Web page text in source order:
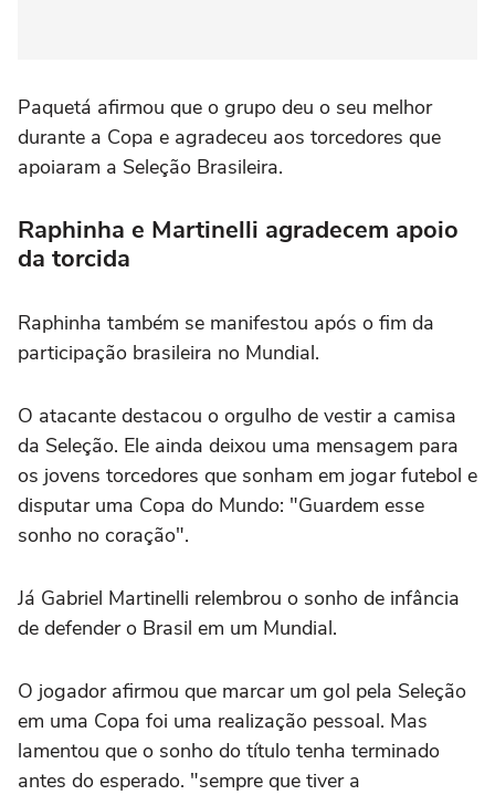
Paquetá afirmou que o grupo deu o seu melhor
durante a Copa e agradeceu aos torcedores que
apoiaram a Seleção Brasileira.
Raphinha e Martinelli agradecem apoio
da torcida
Raphinha também se manifestou após o fim da
participação brasileira no Mundial.
O atacante destacou o orgulho de vestir a camisa
da Seleção. Ele ainda deixou uma mensagem para
os jovens torcedores que sonham em jogar futebol e
disputar uma Copa do Mundo: "Guardem esse
sonho no coração".
Já Gabriel Martinelli relembrou o sonho de infância
de defender o Brasil em um Mundial.
O jogador afirmou que marcar um gol pela Seleção
em uma Copa foi uma realização pessoal. Mas
lamentou que o sonho do título tenha terminado
antes do esperado. "sempre que tiver a